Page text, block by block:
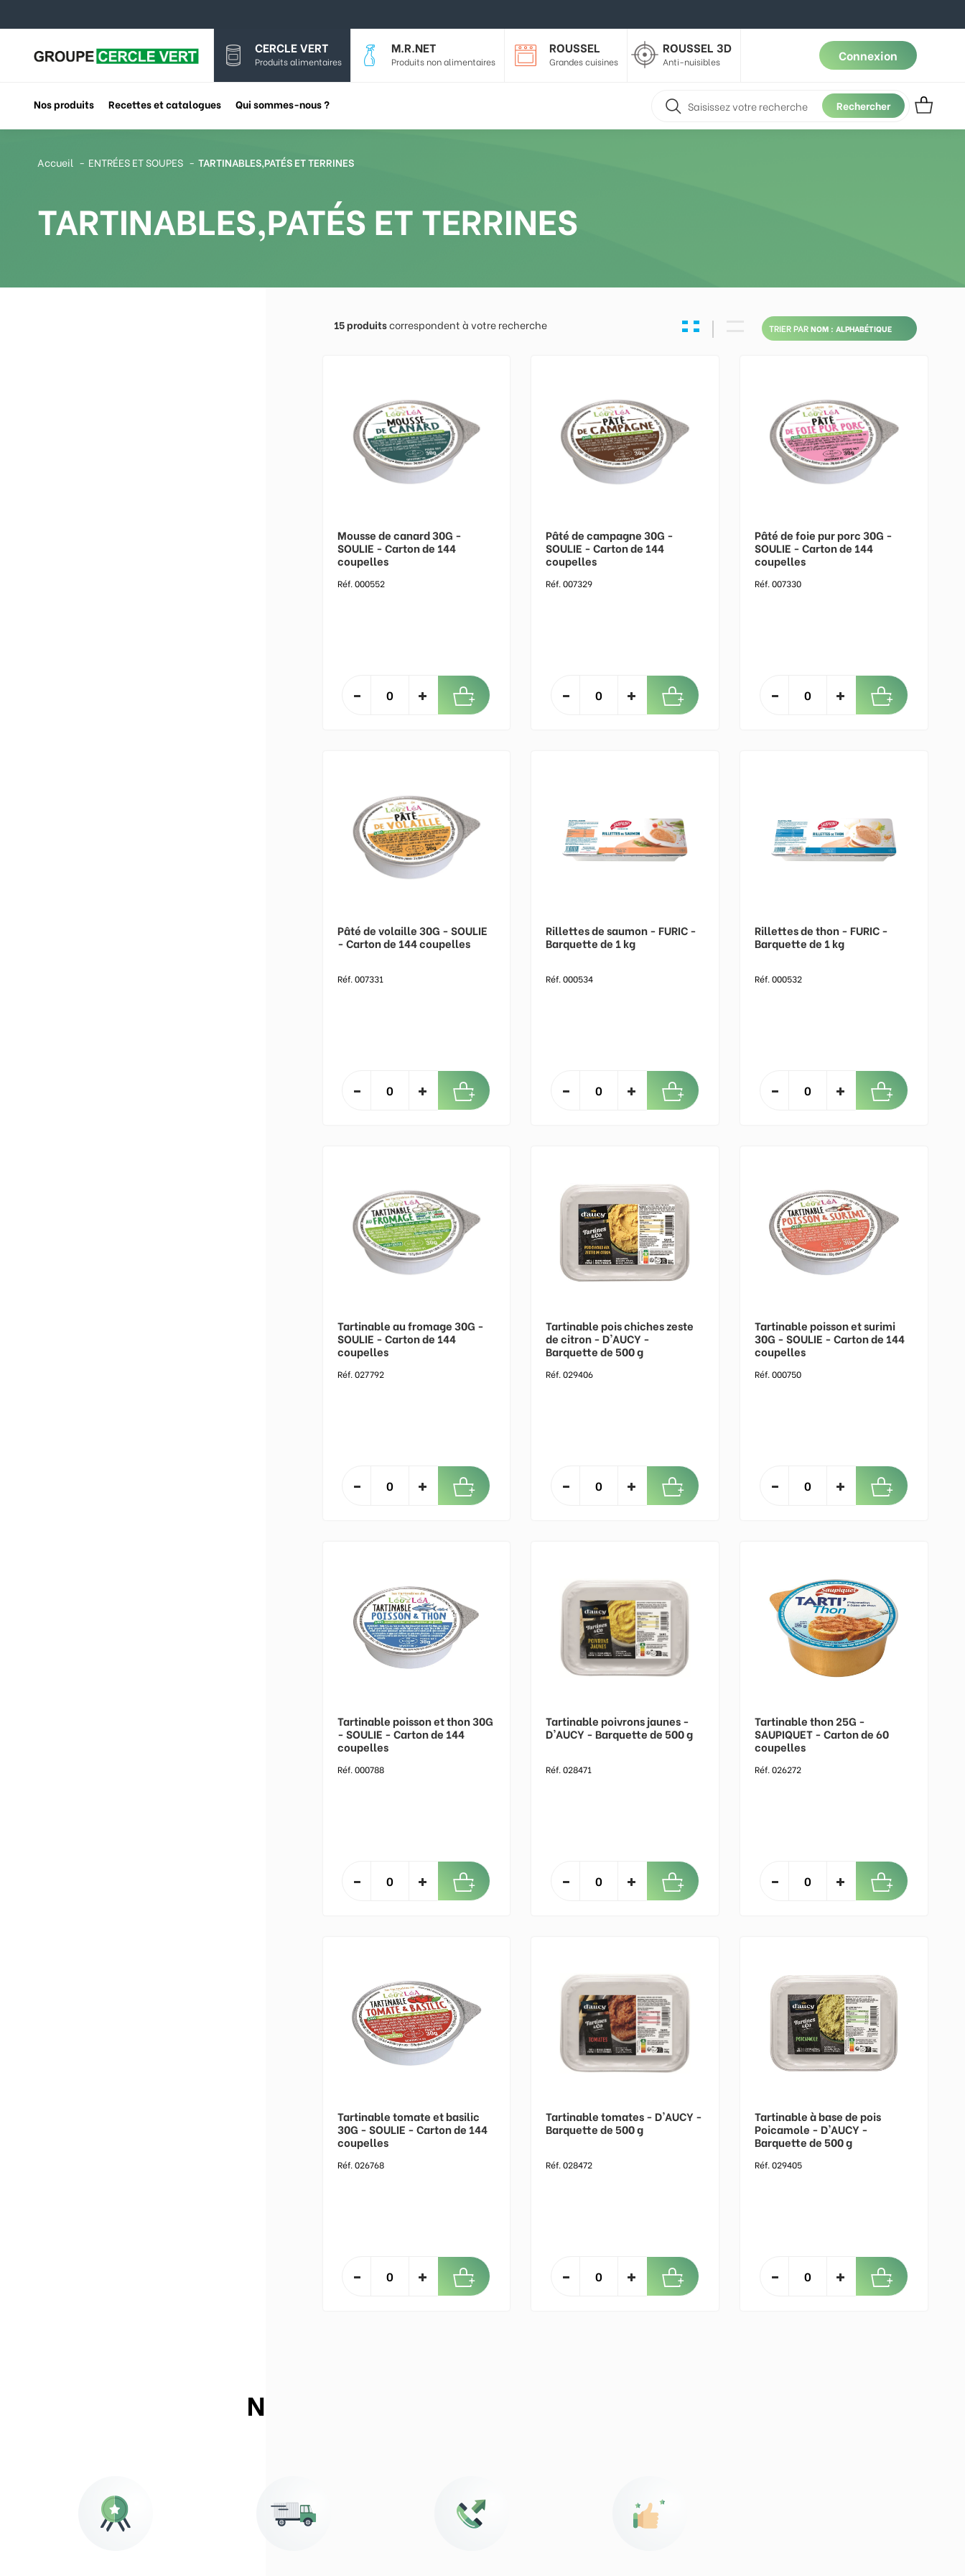
CERCLE VERT
Produits alimentaires
M.R.NET
Produits non alimentaires
ROUSSEL
Grandes cuisines
ROUSSEL 3D
Anti-nuisibles Connexion
Nos produits Recettes et catalogues Qui sommes-nous ? Rechercher
Accueil ENTRÉES ET SOUPES TARTINABLES,PATÉS ET TERRINES
TARTINABLES,PATÉS ET TERRINES
15produitscorrespondent à votre recherche TRIER PAR
Mousse de canard 30G -
SOULIE - Carton de 144
coupelles
Réf. 000552
Pâté de campagne 30G -
SOULIE - Carton de 144
coupelles
Réf. 007329
Pâté de foie pur porc 30G -
SOULIE - Carton de 144
coupelles
Réf. 007330
Pâté de volaille 30G - SOULIE
- Carton de 144 coupelles
Réf. 007331
Rillettes de saumon - FURIC -
Barquette de 1 kg
Réf. 000534
Rillettes de thon - FURIC -
Barquette de 1 kg
Réf. 000532
Tartinable au fromage 30G -
SOULIE - Carton de 144
coupelles
Réf. 027792
Tartinable pois chiches zeste
de citron - D'AUCY -
Barquette de 500 g
Réf. 029406
Tartinable poisson et surimi
30G - SOULIE - Carton de 144
coupelles
Réf. 000750
Tartinable poisson et thon 30G
- SOULIE - Carton de 144
coupelles
Réf. 000788
Tartinable poivrons jaunes -
D'AUCY - Barquette de 500 g
Réf. 028471
Tartinable thon 25G -
SAUPIQUET - Carton de 60
coupelles
Réf. 026272
Tartinable tomate et basilic
30G - SOULIE - Carton de 144
coupelles
Réf. 026768
Tartinable tomates - D'AUCY -
Barquette de 500 g
Réf. 028472
Tartinable à base de pois
Poicamole - D'AUCY -
Barquette de 500 g
Réf. 029405
Nos engagements pour